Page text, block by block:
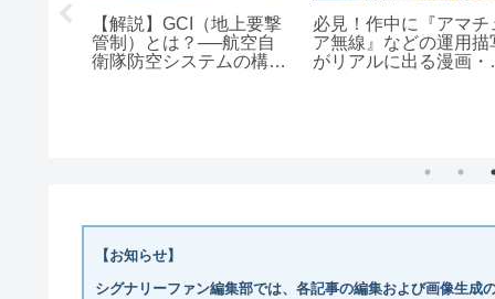
信機の
【解説】GCI（地上要撃
管制）とは？──航空自
衛隊防空システムの構成
必見！作中に『アマチ
ア無線』などの運用描
がリアルに出る漫画・
【お知らせ】
シグナリーファン編集部では、各記事の編集および画像生成